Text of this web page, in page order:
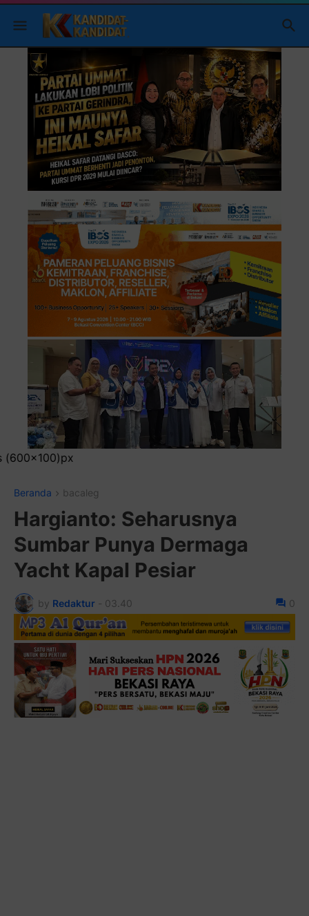
Beranda bacaleg
Hargianto: Seharusnya
Sumbar Punya Dermaga
Yacht Kapal Pesiar
by Redaktur - 03.40 0